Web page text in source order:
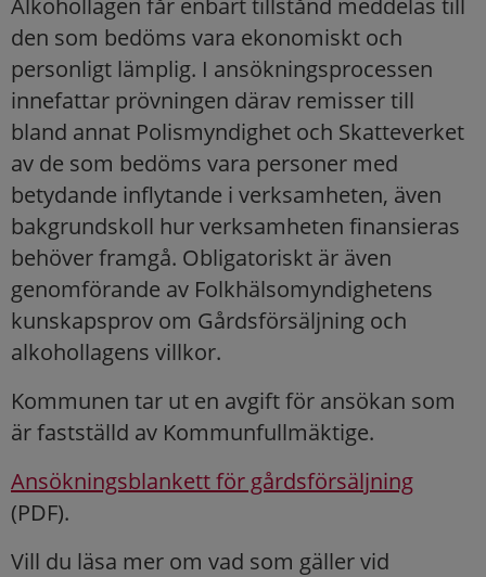
Alkohollagen får enbart tillstånd meddelas till
den som bedöms vara ekonomiskt och
personligt lämplig. I ansökningsprocessen
innefattar prövningen därav remisser till
bland annat Polismyndighet och Skatteverket
av de som bedöms vara personer med
betydande inflytande i verksamheten, även
bakgrundskoll hur verksamheten finansieras
behöver framgå. Obligatoriskt är även
genomförande av Folkhälsomyndighetens
kunskapsprov om Gårdsförsäljning och
alkohollagens villkor.
Kommunen tar ut en avgift för ansökan som
är fastställd av Kommunfullmäktige.
Ansökningsblankett för gårdsförsäljning
(PDF).
Vill du läsa mer om vad som gäller vid